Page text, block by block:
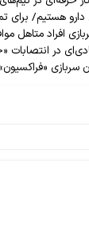
دارو هستیم/
افراد متاهل
در انتصابات
سربازی